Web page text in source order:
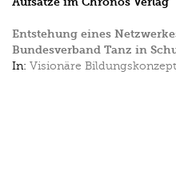
Entstehung eines
Bundesverband Tanz in
In: Visionäre